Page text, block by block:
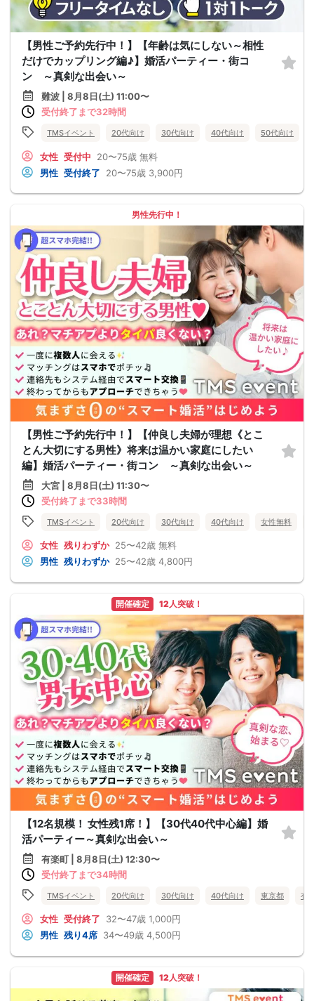
【男性ご予約先行中！】【年齢は気にしない～相性
だけでカップリング編♪】婚活パーティー・街コ
ン ～真剣な出会い～
難波 | 8月8日(土) 11:00〜
受付終了まで32時間
TMSイベント 20代向け 30代向け 40代向け 50代向け
女性 受付中 20〜75歳 無料
男性 受付終了 20〜75歳 3,900円
男性先行中！
【男性ご予約先行中！】【仲良し夫婦が理想《とこ
とん大切にする男性》将来は温かい家庭にしたい
編】婚活パーティー・街コン ～真剣な出会い～
大宮 | 8月8日(土) 11:30〜
受付終了まで33時間
TMSイベント 20代向け 30代向け 40代向け 女性無料
女性 残りわずか 25〜42歳 無料
男性 残りわずか 25〜42歳 4,800円
開催確定 12人突破！
【12名規模！ 女性残1席！】【30代40代中心編】婚
活パーティー～真剣な出会い～
有楽町 | 8月8日(土) 12:30〜
受付終了まで34時間
TMSイベント 20代向け 30代向け 40代向け 東京都 有
女性 受付終了 32〜47歳 1,000円
男性 残り4席 34〜49歳 4,500円
開催確定 12人突破！